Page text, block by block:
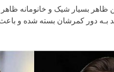
ظاهر بسیار شیک و خانومانه
بـه دور کمرشان بسته شده و